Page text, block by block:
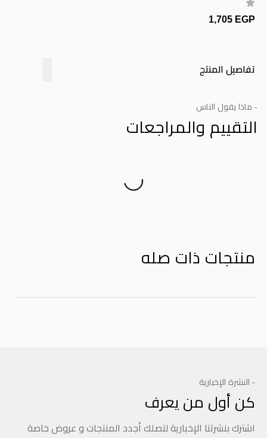
1,705 EGP
تفاصيل المنتج
- ماذا يقول الناس
التقييم والمراجعات
منتجات ذات صله
- النشرة الإخبارية
كن أول من يعرف
اشترك بنشرتنا الإخبارية لتصلك أجدد المنتجات و عروض خاصة